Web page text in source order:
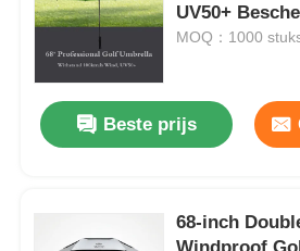
nieuws
Alle Gevallen
golfparaplu's
UV50+
MOQ：1000
Beste prijs
68-inch
Windproof